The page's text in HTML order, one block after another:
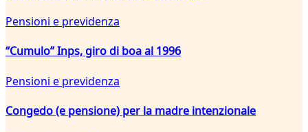
Pensioni e previdenza
“Cumulo” Inps, giro di boa al 1996
Pensioni e previdenza
Congedo (e pensione) per la madre intenzionale